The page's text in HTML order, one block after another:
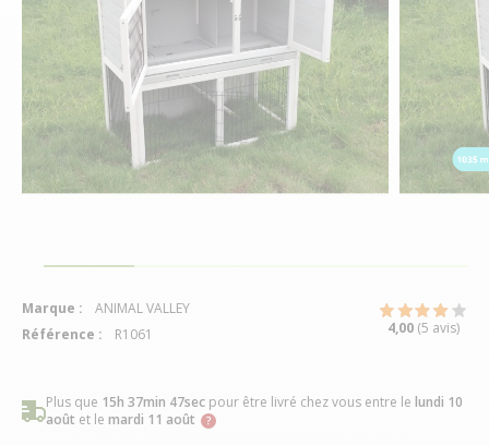
Plus que 15h 37min 46sec pour être livré chez vous entre le lundi 10
août et le mardi 11 août
Marque :
ANIMAL VALLEY
Référence :
R1061 4,00 (5 avis)